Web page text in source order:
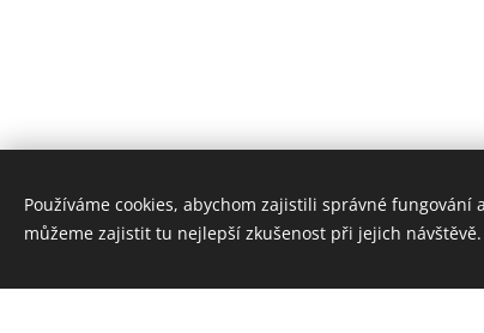
Používáme cookies, abychom zajistili správné fungování
můžeme zajistit tu nejlepší zkušenost při jejich návštěvě.